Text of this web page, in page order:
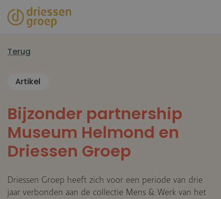
Overslaan
en
inhoud
Terug
Artikel
Bijzonder partnership
Museum Helmond en
Driessen Groep
Driessen Groep heeft zich voor een periode van drie
jaar verbonden aan de collectie Mens & Werk van het